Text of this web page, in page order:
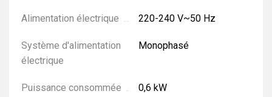
Alimentation électrique 220-240 V~50 Hz
Système d'alimentation
électrique
Monophasé
Puissance consommée 0,6 kW